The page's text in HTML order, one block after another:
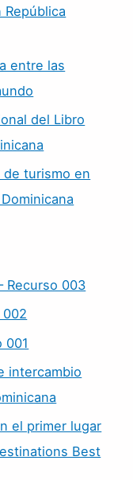
entre las
del Libro
turismo en
Recurso 003
002
001
intercambio
el primer lugar
Best